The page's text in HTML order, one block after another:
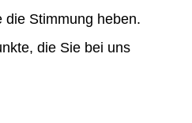
die Stimmung heben.
die Sie bei uns